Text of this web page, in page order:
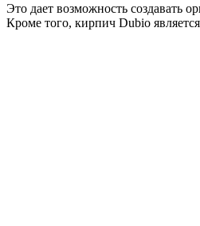
Это дает возможность создавать
Кроме того, кирпич Dubio